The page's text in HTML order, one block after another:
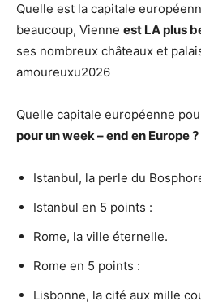
Quelle est la capitale
beaucoup, Vienne est LA plus
ses nombreux châteaux et
amoureuxu2026
Quelle capitale européenne
pour un week–end en Europe ?
Istanbul, la perle du
Istanbul en 5 points :
Rome, la ville éternelle.
Rome en 5 points :
Lisbonne, la cité aux mille